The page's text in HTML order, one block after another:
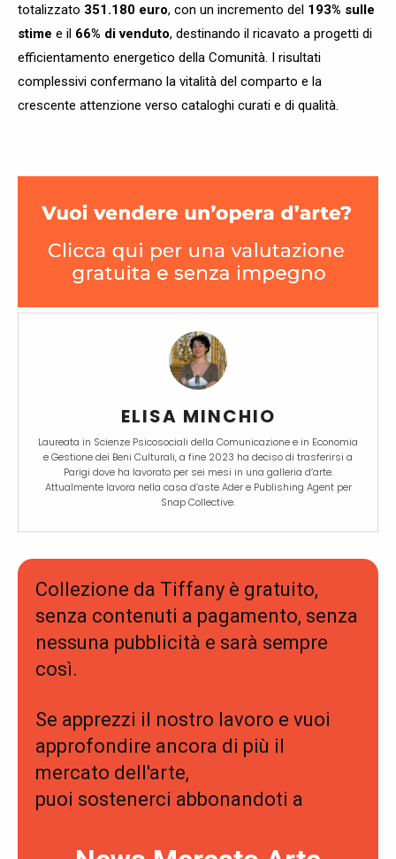
totalizzato 351.180 euro, con un incremento del 193% sulle
stime e il 66% di venduto, destinando il ricavato a progetti di
efficientamento energetico della Comunità. I risultati
complessivi confermano la vitalità del comparto e la
crescente attenzione verso cataloghi curati e di qualità.
ELISA MINCHIO
Laureata in Scienze Psicosociali della Comunicazione e in Economia
e Gestione dei Beni Culturali, a fine 2023 ha deciso di trasferirsi a
Parigi dove ha lavorato per sei mesi in una galleria d’arte.
Attualmente lavora nella casa d’aste Ader e Publishing Agent per
Snap Collective.
Collezione da Tiffany è gratuito,
senza contenuti a pagamento, senza
nessuna pubblicità e sarà sempre
così.
Se apprezzi il nostro lavoro e vuoi
approfondire ancora di più il
mercato dell'arte,
puoi sostenerci abbonandoti a